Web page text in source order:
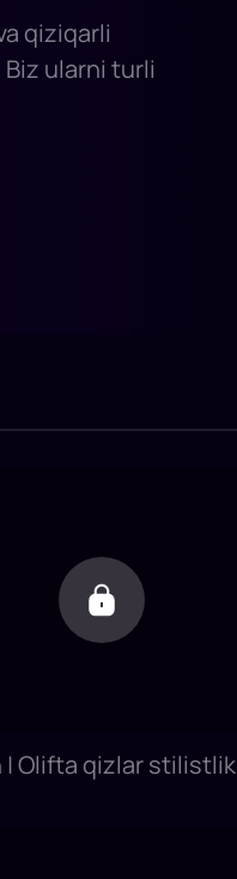
qiziqarli
ularni turli
| Olifta qizlar stilistlik